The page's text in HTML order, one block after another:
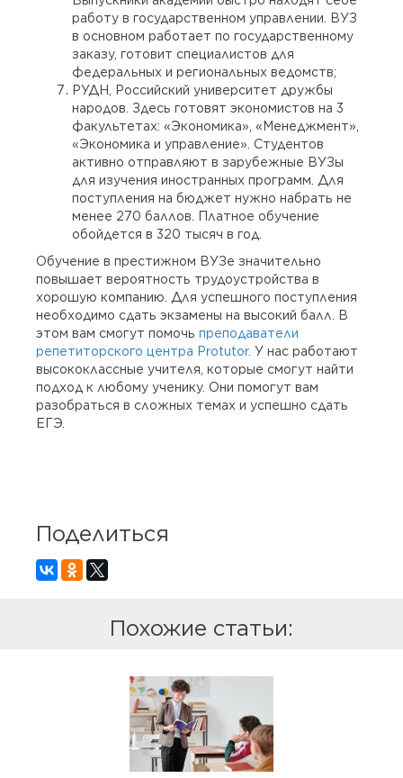
работу в государственном управлении. ВУЗ
в основном работает по государственному
заказу, готовит специалистов для
федеральных и региональных ведомств;
РУДН, Российский университет дружбы
народов. Здесь готовят экономистов на 3
факультетах: «Экономика», «Менеджмент»,
«Экономика и управление». Студентов
активно отправляют в зарубежные ВУЗы
для изучения иностранных программ. Для
поступления на бюджет нужно набрать не
менее 270 баллов. Платное обучение
обойдется в 320 тысяч в год.
Обучение в престижном ВУЗе значительно
повышает вероятность трудоустройства в
хорошую компанию. Для успешного поступления
необходимо сдать экзамены на высокий балл. В
этом вам смогут помочь преподаватели
репетиторского центра Protutor. У нас работают
высококлассные учителя, которые смогут найти
подход к любому ученику. Они помогут вам
разобраться в сложных темах и успешно сдать
ЕГЭ.
Поделиться
Похожие статьи: